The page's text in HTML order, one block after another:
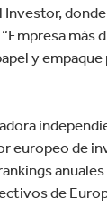
más
y
europeo de
de